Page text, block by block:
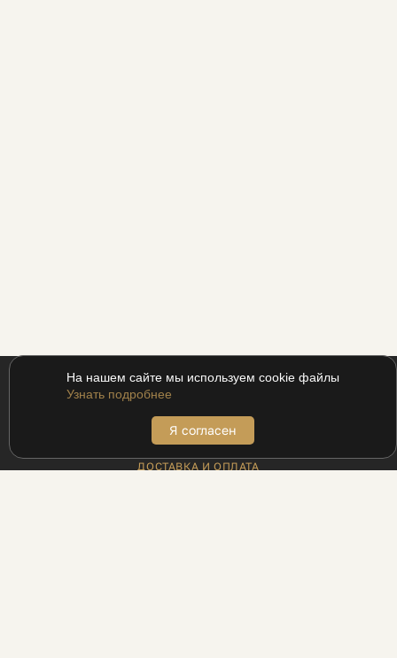
ДОСТАВКА И ОПЛАТА
На нашем сайте мы используем cookie файлы
Узнать подробнее
Я согласен